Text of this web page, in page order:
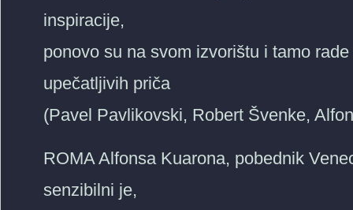
inspiracije,
ponovo su na svom izvorištu i tamo
upečatljivih priča
(Pavel Pavlikovski, Robert Švenke,
ROMA Alfonsa Kuarona, pobednik
senzibilni je,